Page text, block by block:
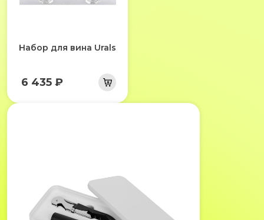
Набор для вина Urals
6 435 ₽